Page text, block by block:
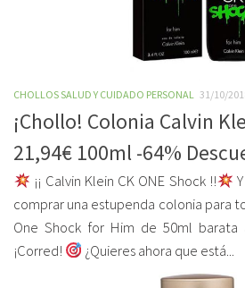
CHOLLOS SALUD Y CUIDADO PERSONAL 31/10/
¡Chollo! Colonia Calvin
21,94€ 100ml -64%
¡¡ Calvin Klein CK ONE Shock !!
comprar una estupenda colonia para
One Shock for Him de 50ml barata
¡Corred!
¿Quieres ahora que está...